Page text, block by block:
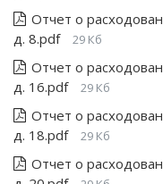
Отчет о
д. 8.pdf
29 Кб
Отчет о
д. 16.pdf
29 Кб
Отчет о
д. 18.pdf
29 Кб
Отчет о